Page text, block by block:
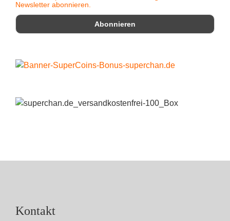
Newsletter abonnieren.
Kontakt